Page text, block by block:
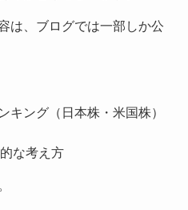
は、ブログでは一部しか公
キング（日本株・米国株）
な考え方